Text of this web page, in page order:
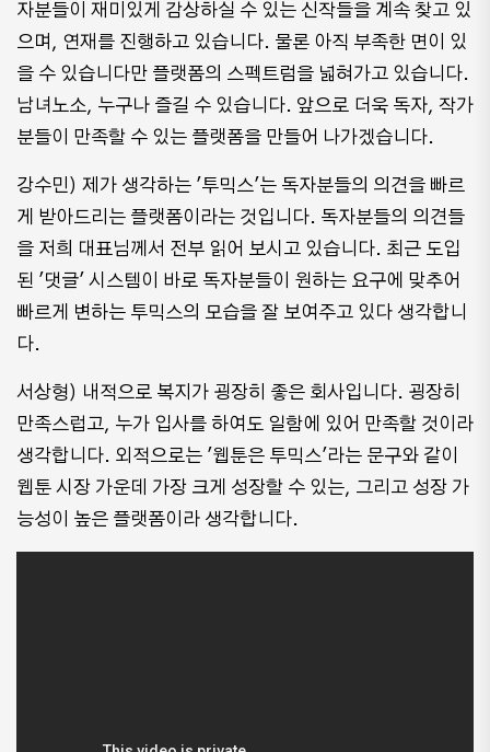
자분들이 재미있게 감상하실 수 있는 신작들을 계속 찾고 있
으며, 연재를 진행하고 있습니다. 물론 아직 부족한 면이 있
을 수 있습니다만 플랫폼의 스펙트럼을 넓혀가고 있습니다.
남녀노소, 누구나 즐길 수 있습니다. 앞으로 더욱 독자, 작가
분들이 만족할 수 있는 플랫폼을 만들어 나가겠습니다.
강수민) 제가 생각하는 '투믹스'는 독자분들의 의견을 빠르
게 받아드리는 플랫폼이라는 것입니다. 독자분들의 의견들
을 저희 대표님께서 전부 읽어 보시고 있습니다. 최근 도입
된 '댓글' 시스템이 바로 독자분들이 원하는 요구에 맞추어
빠르게 변하는 투믹스의 모습을 잘 보여주고 있다 생각합니
다.
서상형) 내적으로 복지가 굉장히 좋은 회사입니다. 굉장히
만족스럽고, 누가 입사를 하여도 일함에 있어 만족할 것이라
생각합니다. 외적으로는 '웹툰은 투믹스'라는 문구와 같이
웹툰 시장 가운데 가장 크게 성장할 수 있는, 그리고 성장 가
능성이 높은 플랫폼이라 생각합니다.